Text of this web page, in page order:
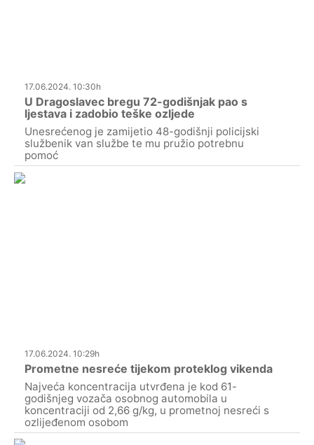
17.06.2024. 10:30h
U Dragoslavec bregu 72-godišnjak pao s
ljestava i zadobio teške ozljede
Unesrećenog je zamijetio 48-godišnji policijski
službenik van službe te mu pružio potrebnu
pomoć
17.06.2024. 10:29h
Prometne nesreće tijekom proteklog vikenda
Najveća koncentracija utvrđena je kod 61-
godišnjeg vozača osobnog automobila u
koncentraciji od 2,66 g/kg, u prometnoj nesreći s
ozlijeđenom osobom